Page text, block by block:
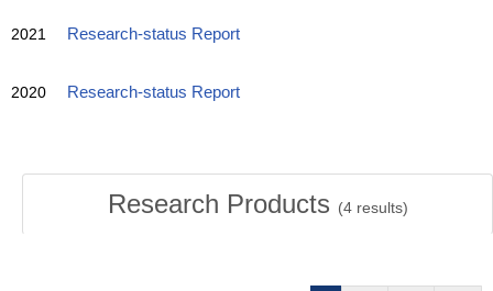
2021 Research-status Report
2020 Research-status Report
Research Products (4results)